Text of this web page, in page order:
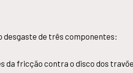
desgaste de três componentes:
da fricção contra o disco dos